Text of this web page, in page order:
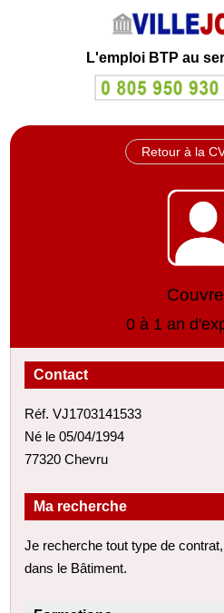
L'emploi BTP au
Retour à la
0 à 1 an
Contact
Réf. VJ1703141533
Né le 05/04/1994
77320 Chevru
Ma recherche
Je recherche tout type de
dans le Bâtiment.